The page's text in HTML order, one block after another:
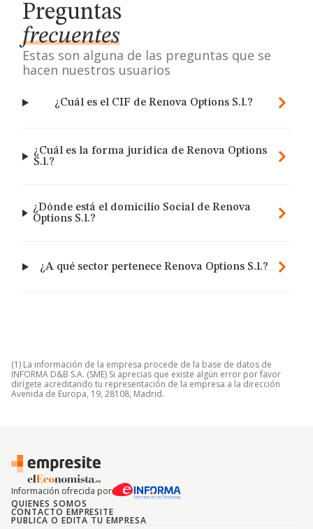
Preguntas
frecuentes
Estas son alguna de las preguntas que se
hacen nuestros usuarios
¿Cuál es el CIF de Renova Options S.l.?
¿Cuál es la forma jurídica de Renova Options
S.l.?
¿Dónde está el domicilio Social de Renova
Options S.l.?
¿A qué sector pertenece Renova Options S.l.?
(1) La información de la empresa procede de la base de datos de
INFORMA D&B S.A. (SME) Si aprecias que existe algún error por favor
dirígete acreditando tu representación de la empresa a la dirección
Avenida de Europa, 19, 28108, Madrid.
Información ofrecida por
QUIENES SOMOS
CONTACTO EMPRESITE
PUBLICA O EDITA TU EMPRESA